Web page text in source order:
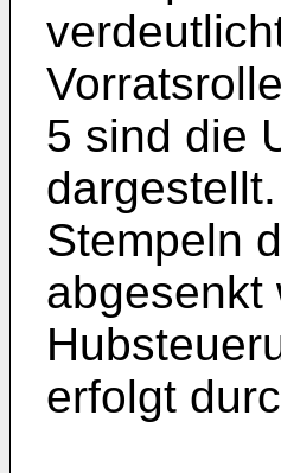
5 sind die
Stempeln
abgesenkt
erfolgt